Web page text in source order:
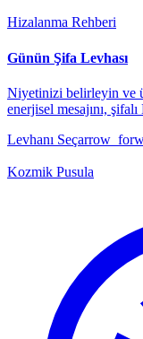
Hizalanma Rehberi
Günün Şifa Levhası
Niyetinizi belirleyin ve
enerjisel mesajını,
Levhanı Seç
Kozmik Pusula